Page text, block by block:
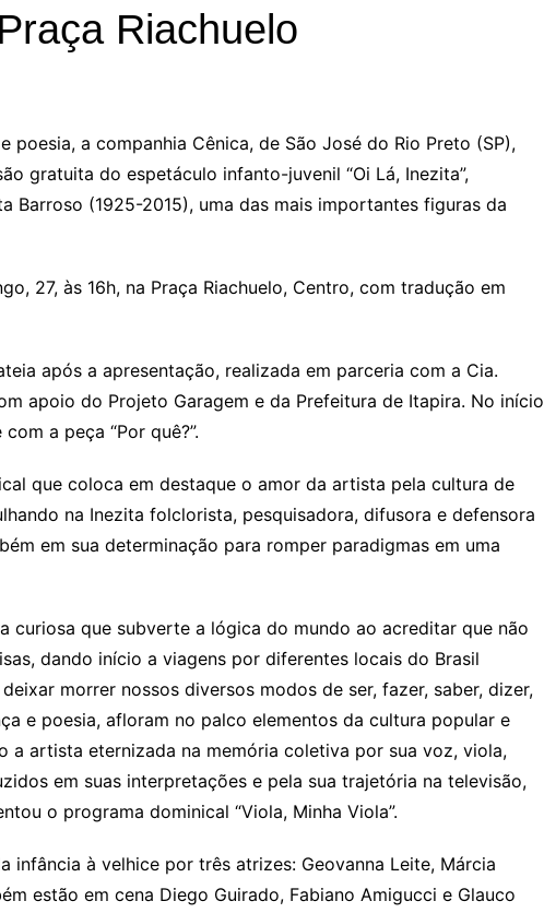
Riachuelo
poesia, a companhia Cênica, de São José do Rio Preto (SP),
gratuita do espetáculo infanto-juvenil “Oi Lá, Inezita”,
Barroso (1925-2015), uma das mais importantes figuras da
27, às 16h, na Praça Riachuelo, Centro, com tradução em
após a apresentação, realizada em parceria com a Cia.
apoio do Projeto Garagem e da Prefeitura de Itapira. No início
a peça “Por quê?”.
que coloca em destaque o amor da artista pela cultura de
na Inezita folclorista, pesquisadora, difusora e defensora
em sua determinação para romper paradigmas em uma
curiosa que subverte a lógica do mundo ao acreditar que não
dando início a viagens por diferentes locais do Brasil
morrer nossos diversos modos de ser, fazer, saber, dizer,
e poesia, afloram no palco elementos da cultura popular e
a artista eternizada na memória coletiva por sua voz, viola,
em suas interpretações e pela sua trajetória na televisão,
o programa dominical “Viola, Minha Viola”.
infância à velhice por três atrizes: Geovanna Leite, Márcia
estão em cena Diego Guirado, Fabiano Amigucci e Glauco